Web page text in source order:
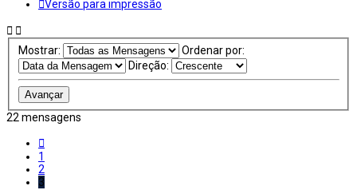
Versão para impressão
Mostrar:
Ordenar por:
Direção:
22 mensagens
1
2
3